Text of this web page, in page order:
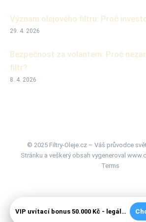
Význam olejového filtru: Proč
29. 4. 2026
Bezpečnost za volantem: Proč
filtr?
8. 4. 2026
© 2025 Filtry-Oleje.cz – Váš průvodce
Stránku a veškerý obsah vygeneroval
Terms
VIP uvítací bonus 50.000 Kč - legální české kasíno